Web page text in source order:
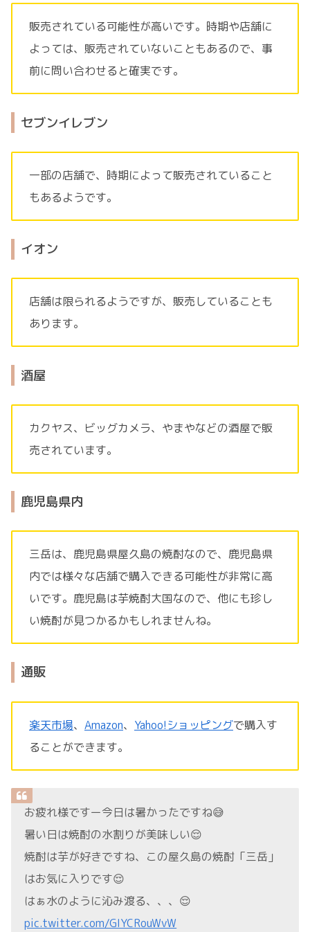
販売されている可能性が高いです。時期や店舗に
よっては、販売されていないこともあるので、事
前に問い合わせると確実です。
セブンイレブン
一部の店舗で、時期によって販売されていること
もあるようです。
イオン
店舗は限られるようですが、販売していることも
あります。
酒屋
カクヤス、ビッグカメラ、やまやなどの酒屋で販
売されています。
鹿児島県内
三岳は、鹿児島県屋久島の焼酎なので、鹿児島県
内では様々な店舗で購入できる可能性が非常に高
いです。鹿児島は芋焼酎大国なので、他にも珍し
い焼酎が見つかるかもしれませんね。
通販
楽天市場、 Amazon、 Yahoo!ショッピングで購入す
ることができます。
お疲れ様ですー今日は暑かったですね😅
暑い日は焼酎の水割りが美味しい😌
焼酎は芋が好きですね、この屋久島の焼酎「三岳」
はお気に入りです😌
はぁ水のように沁み渡る、、、😌
pic.twitter.com/GIYCRouWvW